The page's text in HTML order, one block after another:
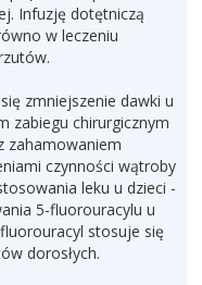
Infuzję dotętniczą
w leczeniu
zmniejszenie dawki u
zabiegu chirurgicznym
zahamowaniem
czynności wątroby
leku u dzieci -
5-fluorouracylu u
stosuje się
dorosłych.